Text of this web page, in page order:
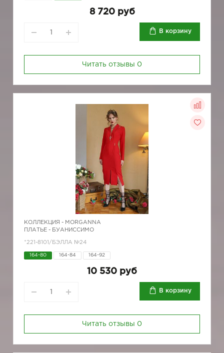
8 720 руб
В корзину
Читать отзывы 0
КОЛЛЕКЦИЯ - MORGANNA
ПЛАТЬЕ - БУАНИССИМО
*221-8101/БЭЛЛА №24
164-80 164-84 164-92
10 530 руб
В корзину
Читать отзывы 0